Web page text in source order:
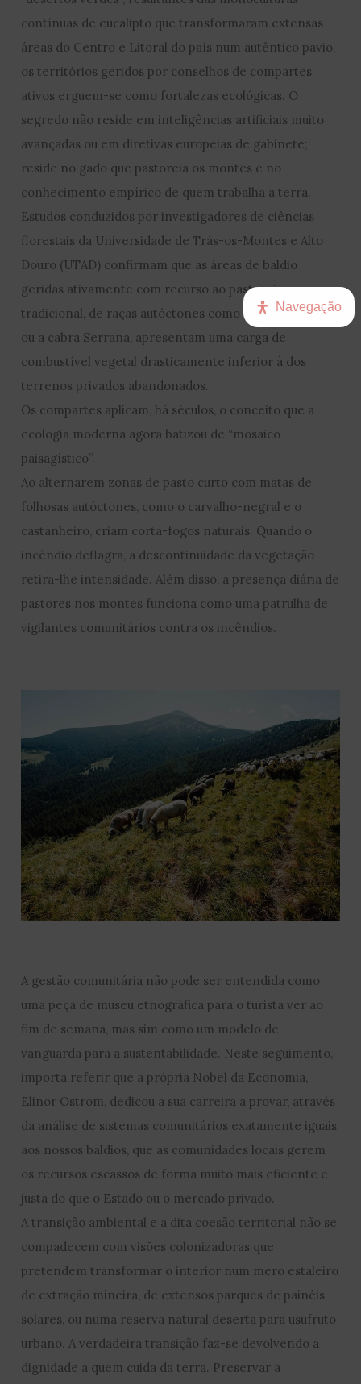
contínuas de eucalipto que transformaram extensas
áreas do Centro e Litoral do país num autêntico pavio,
os territórios geridos por conselhos de compartes
ativos erguem-se como fortalezas ecológicas. O
segredo não reside em inteligências artificiais muito
avançadas ou em diretivas europeias de gabinete;
reside no gado que pastoreia os montes e no
conhecimento empírico de quem trabalha a terra.
Estudos conduzidos por investigadores de ciências
florestais da Universidade de Trás-os-Montes e Alto
Douro (UTAD) confirmam que as áreas de baldio
geridas ativamente com recurso ao pastoreio
tradicional, de raças autóctones como a vaca Barrosã
ou a cabra Serrana, apresentam uma carga de
combustível vegetal drasticamente inferior à dos
terrenos privados abandonados.
Os compartes aplicam, há séculos, o conceito que a
ecologia moderna agora batizou de “mosaico
paisagístico”.
Ao alternarem zonas de pasto curto com matas de
folhosas autóctones, como o carvalho-negral e o
castanheiro, criam corta-fogos naturais. Quando o
incêndio deflagra, a descontinuidade da vegetação
retira-lhe intensidade. Além disso, a presença diária de
pastores nos montes funciona como uma patrulha de
vigilantes comunitários contra os incêndios.
A gestão comunitária não pode ser entendida como
uma peça de museu etnográfica para o turista ver ao
fim de semana, mas sim como um modelo de
vanguarda para a sustentabilidade. Neste seguimento,
importa referir que a própria Nobel da Economia,
Elinor Ostrom, dedicou a sua carreira a provar, através
da análise de sistemas comunitários exatamente iguais
aos nossos baldios, que as comunidades locais gerem
os recursos escassos de forma muito mais eficiente e
justa do que o Estado ou o mercado privado.
A transição ambiental e a dita coesão territorial não se
compadecem com visões colonizadoras que
pretendem transformar o interior num mero estaleiro
de extração mineira, de extensos parques de painéis
solares, ou numa reserva natural deserta para usufruto
urbano. A verdadeira transição faz-se devolvendo a
dignidade a quem cuida da terra. Preservar a
Navegação